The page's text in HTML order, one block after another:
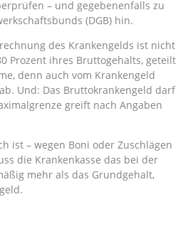
– und gegebenenfalls zu
(DGB) hin.
des Krankengelds ist nicht
Prozent ihres Bruttogehalts, geteilt
denn auch vom Krankengeld
Und: Das Bruttokrankengeld darf
greift nach Angaben
ist – wegen Boni oder Zuschlägen
die Krankenkasse das bei der
mehr als das Grundgehalt,